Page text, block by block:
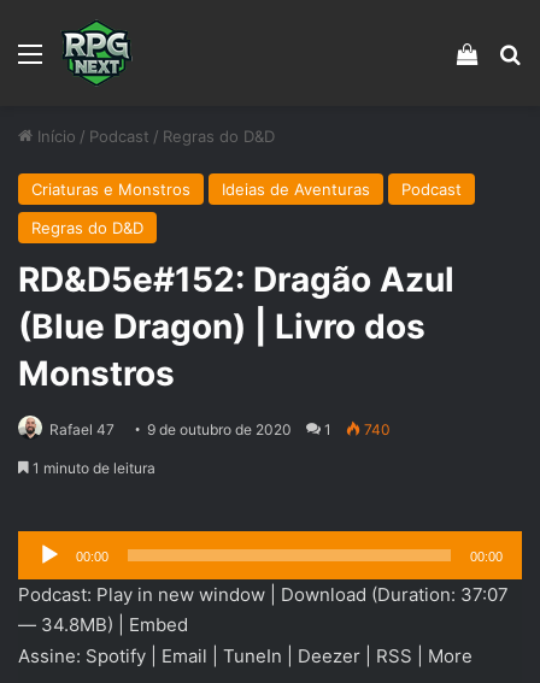
Menu Veja
Início / Podcast / Regras do D&D
Criaturas e Monstros Ideias de Aventuras
Podcast
Regras do D&D
RD&D5e#152: Dragão Azul
(Blue Dragon) | Livro dos
Monstros
Rafael 47 9 de outubro de 2020 1 740
1 minuto de leitura
Tocador
de
áudio
00:00 00:00
Podcast: Play in new window Download (Duration: 37:07
— 34.8MB) | Embed
Assine: Spotify Email TuneIn Deezer RSS More